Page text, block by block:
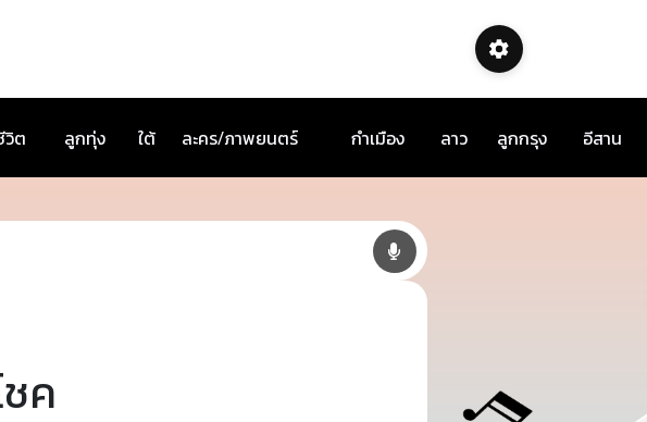
วิต ลูกทุ่ง ใต้ ละคร/ภาพยนตร์ กำเมือง ลาว ลูกกรุง อีสาน
ค